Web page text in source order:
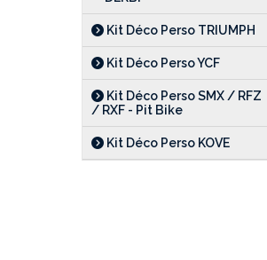
Kit Déco Perso TRIUMPH
Kit Déco Perso YCF
Kit Déco Perso SMX / RFZ
/ RXF - Pit Bike
Kit Déco Perso KOVE